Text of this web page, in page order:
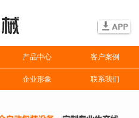
产品中心 客户案例
企业形象 联系我们